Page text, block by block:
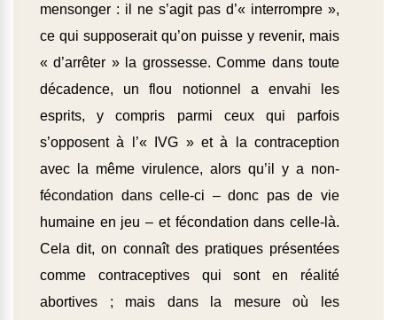
mensonger : il ne s’agit pas d’« interrompre »,
ce qui supposerait qu’on puisse y revenir, mais
« d’arrêter » la grossesse. Comme dans toute
décadence, un flou notionnel a envahi les
esprits, y compris parmi ceux qui parfois
s’opposent à l’« IVG » et à la contraception
avec la même virulence, alors qu’il y a non-
fécondation dans celle-ci – donc pas de vie
humaine en jeu – et fécondation dans celle-là.
Cela dit, on connaît des pratiques présentées
comme contraceptives qui sont en réalité
abortives ; mais dans la mesure où les